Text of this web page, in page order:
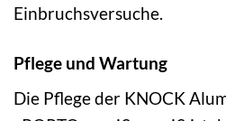
Einbruchsversuche.
Pflege und Wartung
Die Pflege der KNOCK